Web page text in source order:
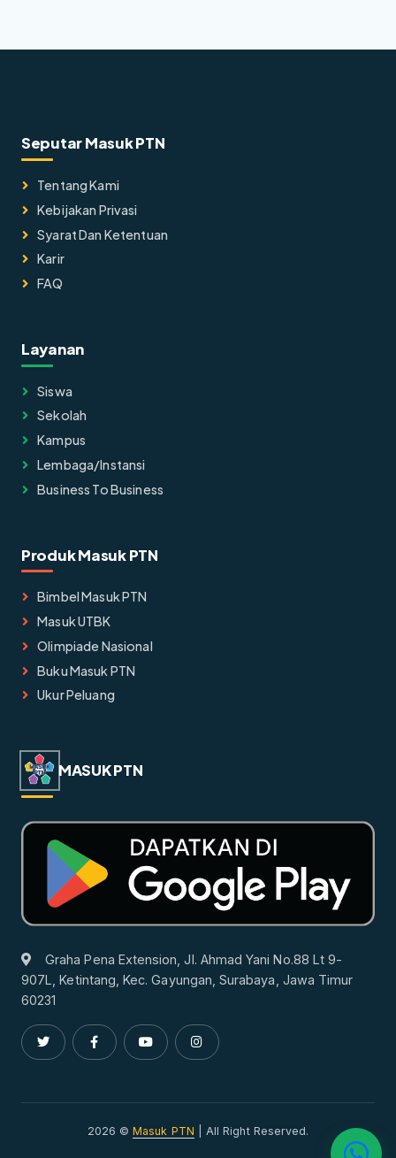
Seputar Masuk PTN
Tentang Kami
Kebijakan Privasi
Syarat Dan Ketentuan
Karir
FAQ
Layanan
Siswa
Sekolah
Kampus
Lembaga/instansi
Business To Business
Produk Masuk PTN
Bimbel Masuk PTN
Masuk UTBK
Olimpiade Nasional
Buku Masuk PTN
Ukur Peluang
MASUK PTN
Graha Pena Extension, Jl. Ahmad Yani No.88 Lt 9-
907L, Ketintang, Kec. Gayungan, Surabaya, Jawa Timur
60231
2026 ©Masuk PTN | All Right Reserved.